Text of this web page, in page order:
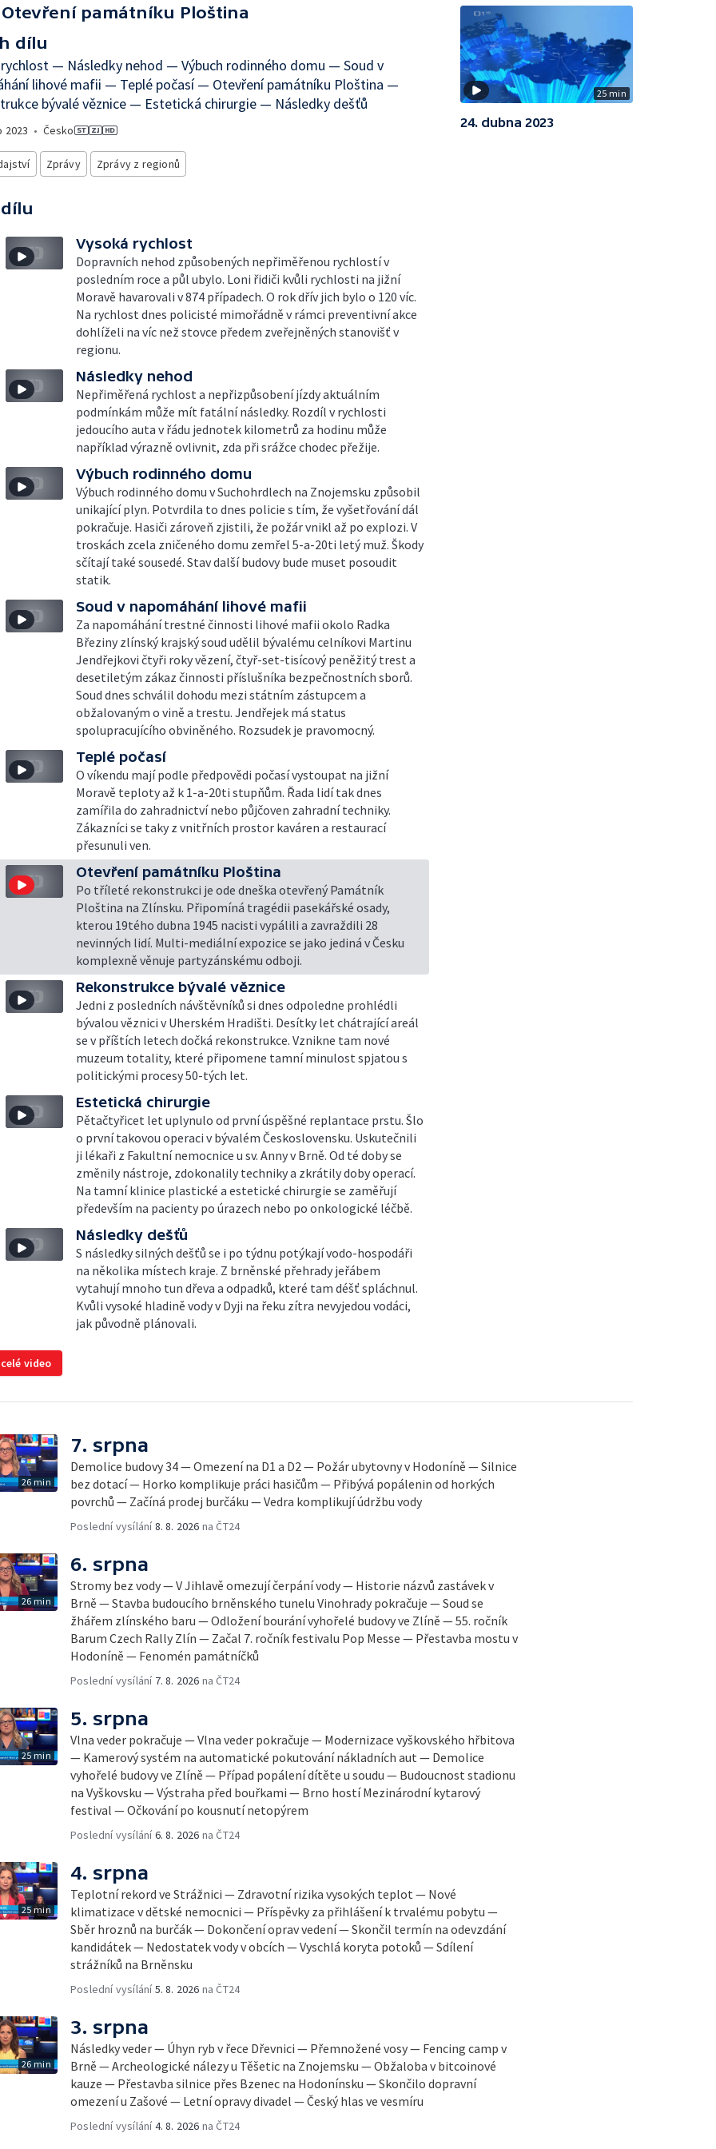
Otevření památníku Ploština
dílu
— Následky nehod — Výbuch rodinného domu — Soud v
lihové mafii — Teplé počasí — Otevření památníku Ploština —
bývalé věznice — Estetická chirurgie — Následky dešťů
2023 • Česko
Zprávy Zprávy z regionů
Vysoká rychlost
Dopravních nehod způsobených nepřiměřenou rychlostí v
posledním roce a půl ubylo. Loni řidiči kvůli rychlosti na jižní
Moravě havarovali v 874 případech. O rok dřív jich bylo o 120 víc.
Na rychlost dnes policisté mimořádně v rámci preventivní akce
dohlíželi na víc než stovce předem zveřejněných stanovišť v
regionu.
Následky nehod
Nepřiměřená rychlost a nepřizpůsobení jízdy aktuálním
podmínkám může mít fatální následky. Rozdíl v rychlosti
jedoucího auta v řádu jednotek kilometrů za hodinu může
například výrazně ovlivnit, zda při srážce chodec přežije.
Výbuch rodinného domu
Výbuch rodinného domu v Suchohrdlech na Znojemsku způsobil
unikající plyn. Potvrdila to dnes policie s tím, že vyšetřování dál
pokračuje. Hasiči zároveň zjistili, že požár vnikl až po explozi. V
troskách zcela zničeného domu zemřel 5-a-20ti letý muž. Škody
sčítají také sousedé. Stav další budovy bude muset posoudit
statik.
Soud v napomáhání lihové mafii
Za napomáhání trestné činnosti lihové mafii okolo Radka
Březiny zlínský krajský soud udělil bývalému celníkovi Martinu
Jendřejkovi čtyři roky vězení, čtyř-set-tisícový peněžitý trest a
desetiletým zákaz činnosti příslušníka bezpečnostních sborů.
Soud dnes schválil dohodu mezi státním zástupcem a
obžalovaným o vině a trestu. Jendřejek má status
spolupracujícího obviněného. Rozsudek je pravomocný.
Teplé počasí
O víkendu mají podle předpovědi počasí vystoupat na jižní
Moravě teploty až k 1-a-20ti stupňům. Řada lidí tak dnes
zamířila do zahradnictví nebo půjčoven zahradní techniky.
Zákazníci se taky z vnitřních prostor kaváren a restaurací
přesunuli ven.
Otevření památníku Ploština
Po tříleté rekonstrukci je ode dneška otevřený Památník
Ploština na Zlínsku. Připomíná tragédii pasekářské osady,
kterou 19tého dubna 1945 nacisti vypálili a zavraždili 28
nevinných lidí. Multi-mediální expozice se jako jediná v Česku
komplexně věnuje partyzánskému odboji.
Rekonstrukce bývalé věznice
Jedni z posledních návštěvníků si dnes odpoledne prohlédli
bývalou věznici v Uherském Hradišti. Desítky let chátrající areál
se v příštích letech dočká rekonstrukce. Vznikne tam nové
muzeum totality, které připomene tamní minulost spjatou s
politickými procesy 50-tých let.
Estetická chirurgie
Pětačtyřicet let uplynulo od první úspěšné replantace prstu. Šlo
o první takovou operaci v bývalém Československu. Uskutečnili
ji lékaři z Fakultní nemocnice u sv. Anny v Brně. Od té doby se
změnily nástroje, zdokonalily techniky a zkrátily doby operací.
Na tamní klinice plastické a estetické chirurgie se zaměřují
především na pacienty po úrazech nebo po onkologické léčbě.
Následky dešťů
S následky silných dešťů se i po týdnu potýkají vodo-hospodáři
na několika místech kraje. Z brněnské přehrady jeřábem
vytahují mnoho tun dřeva a odpadků, které tam déšť spláchnul.
Kvůli vysoké hladině vody v Dyji na řeku zítra nevyjedou vodáci,
jak původně plánovali.
video
25 min
24. dubna 2023
26 min
7. srpna
Demolice budovy 34 — Omezení na D1 a D2 — Požár ubytovny v Hodoníně — Silnice
bez dotací — Horko komplikuje práci hasičům — Přibývá popálenin od horkých
povrchů — Začíná prodej burčáku — Vedra komplikují údržbu vody
Poslední vysílání8. 8. 2026 na ČT24
26 min
6. srpna
Stromy bez vody — V Jihlavě omezují čerpání vody — Historie názvů zastávek v
Brně — Stavba budoucího brněnského tunelu Vinohrady pokračuje — Soud se
žhářem zlínského baru — Odložení bourání vyhořelé budovy ve Zlíně — 55. ročník
Barum Czech Rally Zlín — Začal 7. ročník festivalu Pop Messe — Přestavba mostu v
Hodoníně — Fenomén památníčků
Poslední vysílání 7. 8. 2026 na ČT24
25 min
5. srpna
Vlna veder pokračuje — Vlna veder pokračuje — Modernizace vyškovského hřbitova
— Kamerový systém na automatické pokutování nákladních aut — Demolice
vyhořelé budovy ve Zlíně — Případ popálení dítěte u soudu — Budoucnost stadionu
na Vyškovsku — Výstraha před bouřkami — Brno hostí Mezinárodní kytarový
festival — Očkování po kousnutí netopýrem
Poslední vysílání6. 8. 2026 na ČT24
25 min
4. srpna
Teplotní rekord ve Strážnici — Zdravotní rizika vysokých teplot — Nové
klimatizace v dětské nemocnici — Příspěvky za přihlášení k trvalému pobytu —
Sběr hroznů na burčák — Dokončení oprav vedení — Skončil termín na odevzdání
kandidátek — Nedostatek vody v obcích — Vyschlá koryta potoků — Sdílení
strážníků na Brněnsku
Poslední vysílání5. 8. 2026 na ČT24
26 min
3. srpna
Následky veder — Úhyn ryb v řece Dřevnici — Přemnožené vosy — Fencing camp v
Brně — Archeologické nálezy u Těšetic na Znojemsku — Obžaloba v bitcoinové
kauze — Přestavba silnice přes Bzenec na Hodonínsku — Skončilo dopravní
omezení u Zašové — Letní opravy divadel — Český hlas ve vesmíru
Poslední vysílání4. 8. 2026 na ČT24